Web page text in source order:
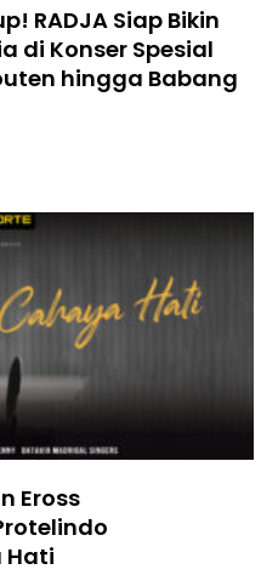
RADJA Siap Bikin
di Konser Spesial
hingga Babang
Eross
Hati